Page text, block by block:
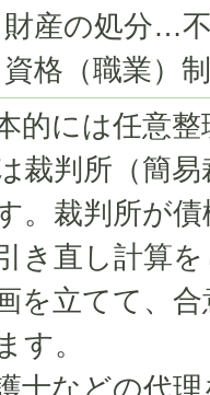
財産の処分…
資格（職業）
的には任意
裁判所（簡
。裁判所が
き直し計算
を立てて、
す。
士などの代